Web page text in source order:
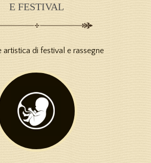
E FESTIVAL
artistica di festival e rassegne